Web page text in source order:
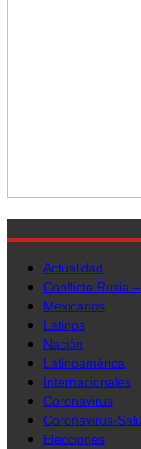
Actualidad
Conflicto Rusia
Mexicanos
Latinos
Nación
Latinoamérica
Internacionales
Coronavirus
Coronavirus-
Elecciones